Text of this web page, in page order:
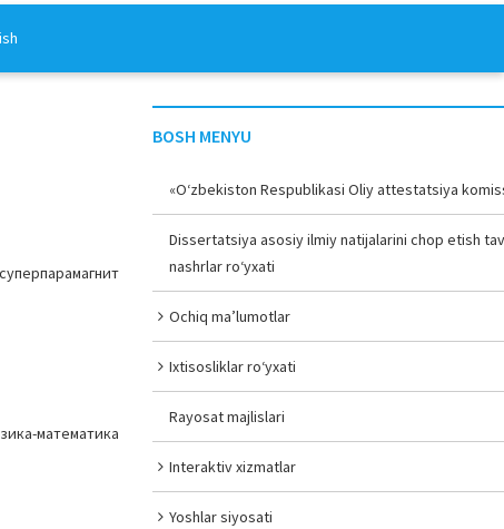
математика
BOSH MENYU
«O‘zbekiston Respublikasi Oliy attestatsiya
Dissertatsiya asosiy ilmiy natijalarini chop etish
nashrlar ro‘yxati
Ochiq ma’lumotlar
Ixtisosliklar ro‘yxati
Rayosat majlislari
Interaktiv xizmatlar
Yoshlar siyosati